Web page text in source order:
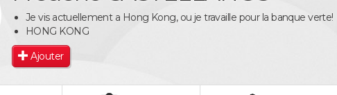
Je vis actuellement a Hong Kong, ou je travaille pour la banque verte!
HONG KONG
Ajouter